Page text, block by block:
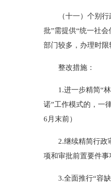
（十一）个别行政
批”需提供“统一社
部门较多，办理时限
整改措施：
1.进一步精简“林
诺”工作模式的，一
6月末前）
2.继续精简行政审
项和审批前置要件
3.全面推行“容缺